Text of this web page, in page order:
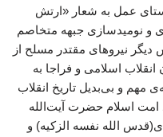
عمل به شعار «ارتش
و نومیدسازی جبهه متخاصم
نیروهای مقتدر مسلح از
اسلامی و فراجا به
مهم و بی‌بدیل تاریخ انقلاب
امت اسلام حضرت آیت‌الله
الله نفسه الزکیه) و